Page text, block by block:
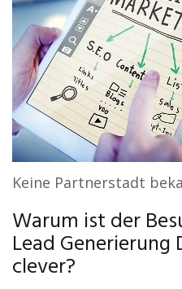
Keine Partnerstadt
Warum ist der
Lead
clever?